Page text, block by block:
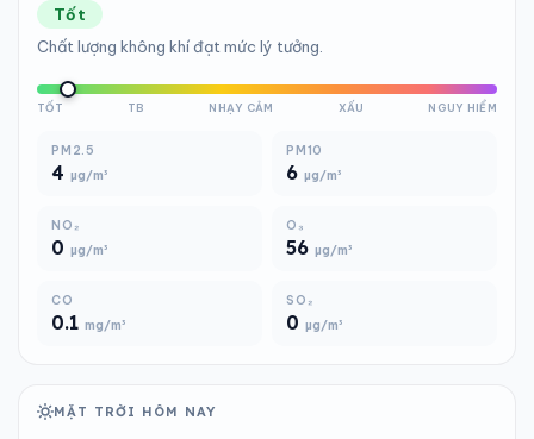
Tốt
Chất lượng không khí đạt mức lý tưởng.
TỐT TB NHẠY CẢM XẤU NGUY HIỂM
PM2.5
4 µg/m³
PM10
6 µg/m³
NO₂
0 µg/m³
O₃
56 µg/m³
CO
0.1 mg/m³
SO₂
0 µg/m³
MẶT TRỜI HÔM NAY